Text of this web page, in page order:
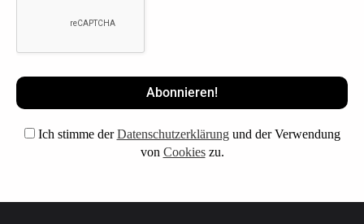
Ich stimme derDatenschutzerklärungund der Verwendung
von Cookieszu.